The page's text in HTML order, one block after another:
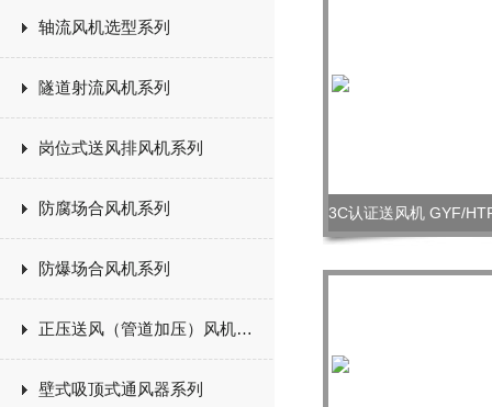
轴流风机选型系列
隧道射流风机系列
岗位式送风排风机系列
防腐场合风机系列
防爆场合风机系列
正压送风（管道加压）风机系列
壁式吸顶式通风器系列